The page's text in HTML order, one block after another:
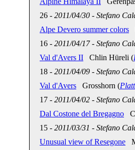
26 - 2011/04/30 - Stefano
Alpe Devero summer colors
16 - 2011/04/17- Stefano
Val d'Avers II Chlin Hüreli (
18 - 2011/04/09 - Stefano
Val d'Avers Grosshorn (
17 - 2011/04/02 - Stefano
Dal Costone del Bregagno
15 - 2011/03/31 - Stefano
Unusual view of Resegone